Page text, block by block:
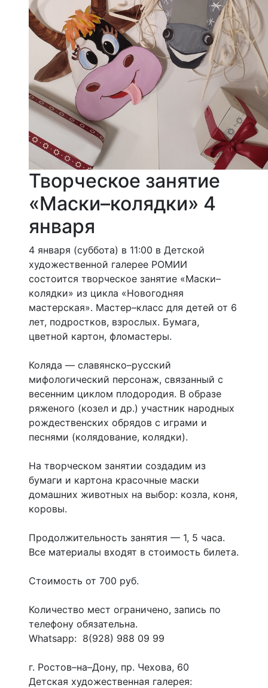
Творческое занятие
«Маски–колядки» 4
января
4 января (суббота) в 11:00 в Детской
художественной галерее РОМИИ
состоится творческое занятие «Маски–
колядки» из цикла «Новогодняя
мастерская». Мастер–класс для детей от 6
лет, подростков, взрослых. Бумага,
цветной картон, фломастеры.
Коляда — славянско–русский
мифологический персонаж, связанный с
весенним циклом плодородия. В образе
ряженого (козел и др.) участник народных
рождественских обрядов с играми и
песнями (колядование, колядки).
На творческом занятии создадим из
бумаги и картона красочные маски
домашних животных на выбор: козла, коня,
коровы.
Продолжительность занятия — 1, 5 часа.
Все материалы входят в стоимость билета.
Стоимость от 700 руб.
Количество мест ограничено, запись по
телефону обязательна.
Whatsapp: 8(928) 988 09 99
г. Ростов–на–Дону, пр. Чехова, 60
Детская художественная галерея: